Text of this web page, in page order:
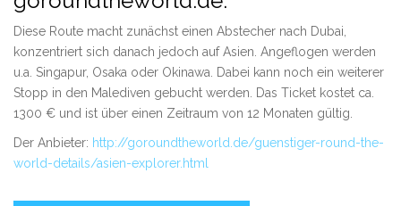
Diese Route macht zunächst einen Abstecher nach Dubai,
konzentriert sich danach jedoch auf Asien. Angeflogen werden
u.a. Singapur, Osaka oder Okinawa. Dabei kann noch ein weiterer
Stopp in den Malediven gebucht werden. Das Ticket kostet ca.
1300 € und ist über einen Zeitraum von 12 Monaten gültig.
Der Anbieter: http://goroundtheworld.de/guenstiger-round-the-
world-details/asien-explorer.html